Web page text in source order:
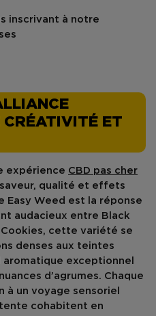
inscrivant à notre
CRÉATIVITÉ ET
expérience CBD pas cher
qualité et effets
Easy Weed
est la réponse
audacieux entre
Black
, cette variété se
denses aux teintes
exceptionnel
d’agrumes. Chaque
à un voyage sensoriel
cohabitent en